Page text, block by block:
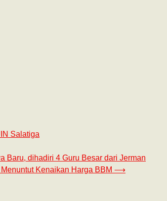
Salatiga
Baru, dihadiri 4 Guru Besar dari Jerman
Kenaikan Harga BBM ⟶